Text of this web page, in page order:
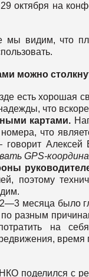
октября на
мы видим, что
можно
есть хорошая
что
картами.
что
говорит
GPS-
поэтому
2—3 месяца было
разным
на
поделился с